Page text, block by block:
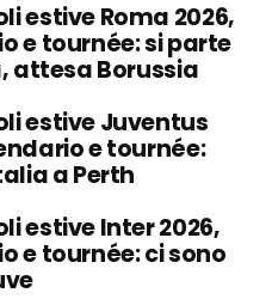
estive Roma 2026,
e tournée: si parte
attesa Borussia
estive Juventus
e tournée:
a Perth
estive Inter 2026,
e tournée: ci sono